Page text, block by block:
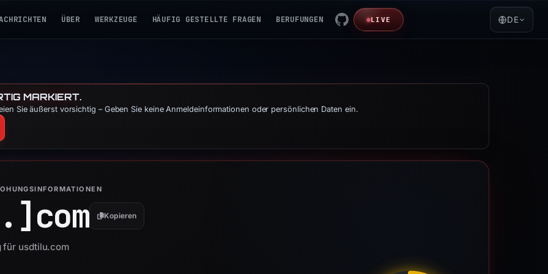
ÜBER WERKZEUGE HÄUFIG GESTELLTE FRAGEN BERUFUNGEN LIVE DE
MARKIERT.
Sie äußerst vorsichtig – Geben Sie keine Anmeldeinformationen oder persönlichen Daten ein.
com Kopieren
für usdtilu.com